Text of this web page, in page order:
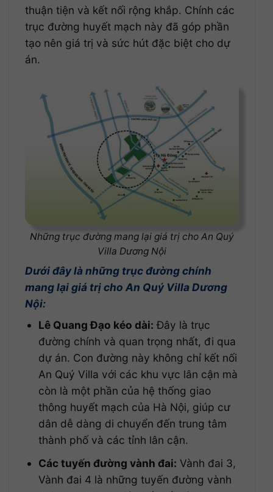
thuận tiện và kết nối rộng khắp. Chính các
trục đường huyết mạch này đã góp phần
tạo nên giá trị và sức hút đặc biệt cho dự
án.
Những trục đường mang lại giá trị cho An Quý
Villa Dương Nội
Dưới đây là những trục đường chính
mang lại giá trị cho An Quý Villa Dương
Nội:
Lê Quang Đạo kéo dài: Đây là trục
đường chính và quan trọng nhất, đi qua
dự án. Con đường này không chỉ kết nối
An Quý Villa với các khu vực lân cận mà
còn là một phần của hệ thống giao
thông huyết mạch của Hà Nội, giúp cư
dân dễ dàng di chuyển đến trung tâm
thành phố và các tỉnh lân cận.
Các tuyến đường vành đai: Vành đai 3,
Vành đai 4 là những tuyến đường vành